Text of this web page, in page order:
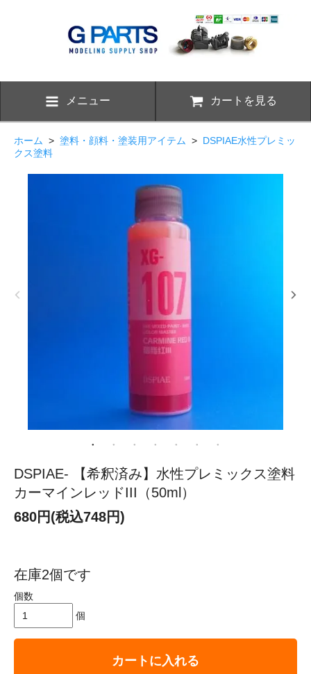
メニュー カートを見る
ホーム > 塗料・顔料・塗装用アイテム > DSPIAE水性プレミッ
クス塗料
DSPIAE- 【希釈済み】水性プレミックス塗料
カーマインレッドIII（50ml）
680円(税込748円)
在庫2個です
個数
個
カートに入れる